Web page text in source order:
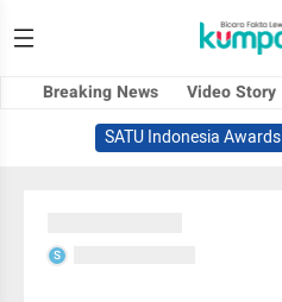
Breaking News Video Story
SATU Indonesia Awards
S